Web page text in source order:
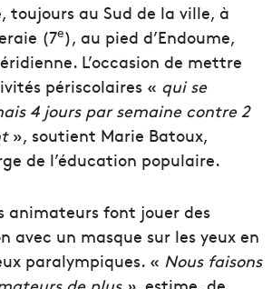
toujours au Sud de la ville, à
(7e), au pied d’Endoume,
L’occasion de mettre
périscolaires « qui se
4 jours par semaine contre 2
», soutient Marie Batoux,
de l’éducation populaire.
animateurs font jouer des
avec un masque sur les yeux en
paralympiques. « Nous faisons